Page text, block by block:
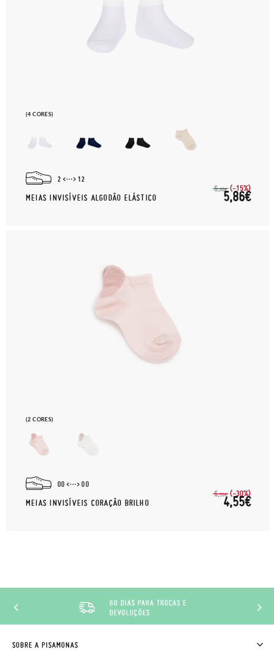
(4 CORES)
2 12
MEIAS INVISÍVEIS ALGODÃO ELÁSTICO
6,90€ (-15%)
5,86€
(2 CORES)
00 00
MEIAS INVISÍVEIS CORAÇÃO BRILHO
6,50€ (-30%)
4,55€
60 DIAS PARA TROCAS E
DEVOLUÇÕES
SOBRE A PISAMONAS